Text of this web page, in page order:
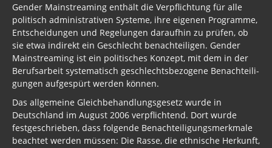
Gender Mainstreaming enthält die Verpflichtung für alle
politisch administrativen Systeme, ihre eigenen Programme,
Entscheidungen und Regelungen daraufhin zu prüfen, ob
sie etwa indirekt ein Geschlecht benachteiligen. Gender
Mainstreaming ist ein politisches Konzept, mit dem in der
Berufsarbeit systematisch geschlechts­bezogene Benach­teili­
gungen aufgespürt werden können.
Das allgemeine Gleich­behandlungs­gesetz wurde in
Deutschland im August 2006 verpflichtend. Dort wurde
festgeschrieben, dass folgende Benach­teiligungs­merkmale
beachtet werden müssen: Die Rasse, die ethnische Herkunft,